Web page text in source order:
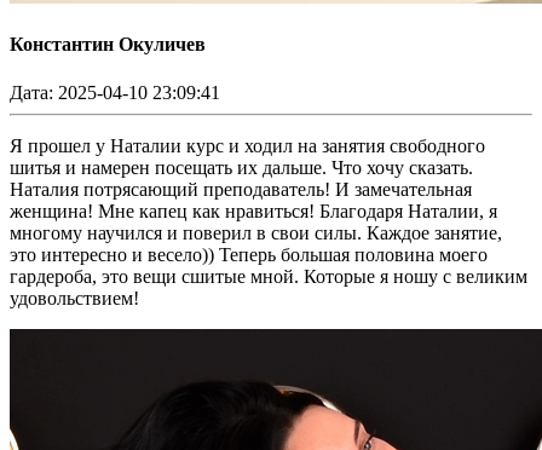
Константин Окуличев
Дата: 2025-04-10 23:09:41
Я прошел у Наталии курс и ходил на занятия свободного
шитья и намерен посещать их дальше. Что хочу сказать.
Наталия потрясающий преподаватель! И замечательная
женщина! Мне капец как нравиться! Благодаря Наталии, я
многому научился и поверил в свои силы. Каждое занятие,
это интересно и весело)) Теперь большая половина моего
гардероба, это вещи сшитые мной. Которые я ношу с великим
удовольствием!